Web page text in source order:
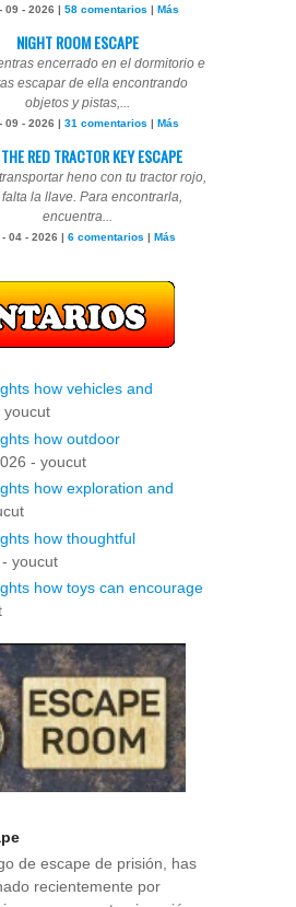
09 - 2026 | 58 comentarios | Más
NIGHT ROOM ESCAPE
encerrado en el dormitorio e
escapar de ella encontrando
objetos y pistas,...
09 - 2026 | 31 comentarios | Más
RED TRACTOR KEY ESCAPE
heno con tu tractor rojo,
la llave. Para encontrarla,
encuentra...
- 04 - 2026 | 6 comentarios | Más
how vehicles and
youcut
how outdoor
- youcut
how exploration and
how thoughtful
- youcut
how toys can encourage
de escape de prisión, has
recientemente por